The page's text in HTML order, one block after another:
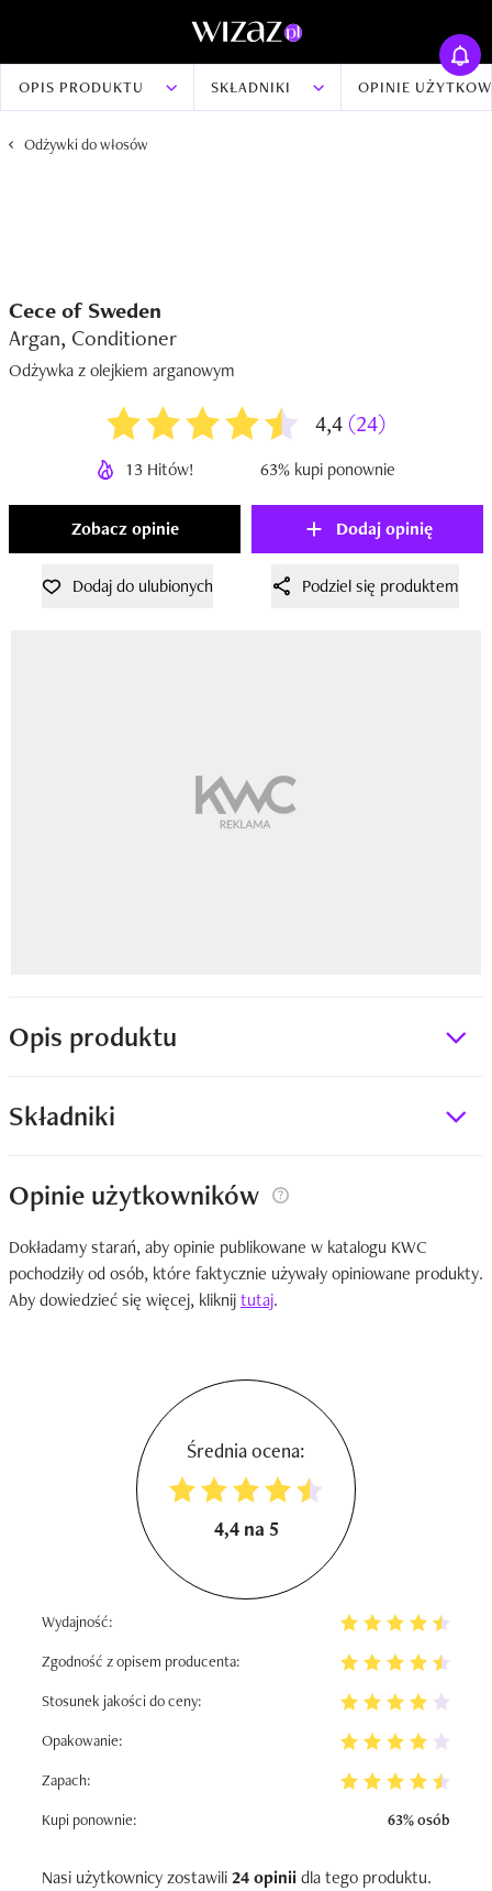
OPIS PRODUKTU SKŁADNIKI OPINIE
Odżywki do włosów
Cece of Sweden
Argan, Conditioner
Odżywka z olejkiem arganowym
4,4 (24)
13 Hitów! 63% kupi ponownie
Zobacz opinie Dodaj opinię
Dodaj do ulubionych Podziel się produktem
Opis produktu
Składniki
Opinie użytkowników
Dokładamy starań, aby opinie publikowane w katalogu KWC
pochodziły od osób, które faktycznie używały opiniowane produkty.
Aby dowiedzieć się więcej, kliknijtutaj.
Średnia ocena:
4,4 na 5
Wydajność:
Zgodność z opisem producenta:
Stosunek jakości do ceny:
Opakowanie:
Zapach:
Kupi ponownie:
63% osób
Nasi użytkownicy zostawili24 opiniidla tego produktu.